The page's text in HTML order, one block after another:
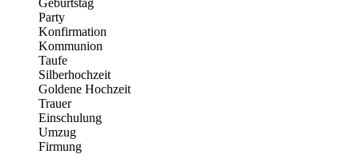
Geburtstag
Party
Konfirmation
Kommunion
Taufe
Silberhochzeit
Goldene Hochzeit
Trauer
Einschulung
Umzug
Firmung